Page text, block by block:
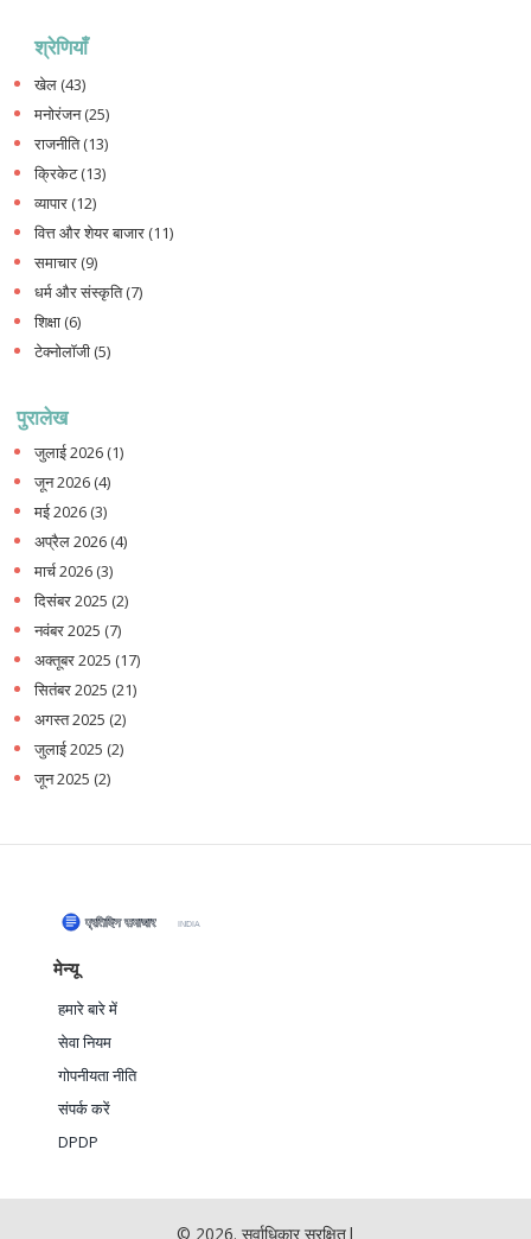
श्रेणियाँ
खेल (43)
मनोरंजन(25)
राजनीति(13)
क्रिकेट(13)
व्यापार (12)
वित्त और शेयर बाजार (11)
समाचार (9)
धर्म और संस्कृति(7)
शिक्षा (6)
टेक्नोलॉजी (5)
पुरालेख
जुलाई 2026 (1)
जून 2026 (4)
मई 2026 (3)
अप्रैल 2026 (4)
मार्च 2026 (3)
दिसंबर 2025 (2)
नवंबर 2025 (7)
अक्तूबर 2025 (17)
सितंबर 2025 (21)
अगस्त 2025 (2)
जुलाई 2025 (2)
जून 2025 (2)
मेन्यू
हमारे बारे में
सेवा नियम
गोपनीयता नीति
संपर्क करें
DPDP
© 2026. सर्वाधिकार सुरक्षित|